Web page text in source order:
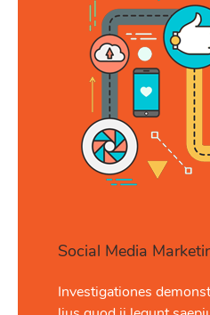
Social Media
Investigationes